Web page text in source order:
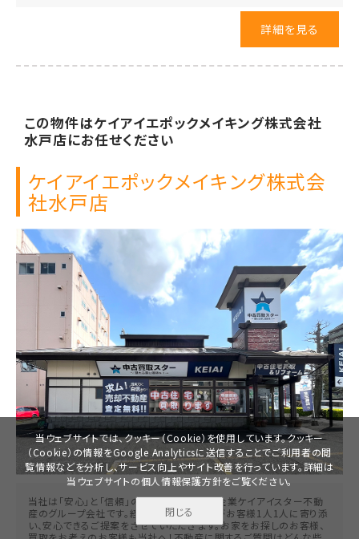
無料で
資料請求 見学予約
詳細を見る
この物件はケイアイエポックメイキング株式会社
水戸店にお任せください
ケイアイエポックメイキング株式会
社水戸店
当社は「安心」と「信頼」の東証プライム上場企業ケイアイスター不動
産のグループ会社です。経験豊富なスタッフがお客様1人1人に寄り添
い、安心できるご提案をさせていただきます。お家をお探しのお客様、
当ウェブサイトでは、クッキー（Cookie）を使用しています。クッキー
（Cookie）の情報をGoogle Analyticsに送信することでご利用者の閲
覧情報などを分析し、サービス向上やサイト改善を行っています。詳細は
当ウェブサイトの個人情報保護方針をご覧ください。
閉じる